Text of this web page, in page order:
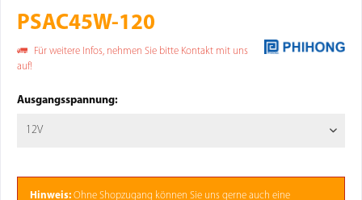
PSAC45W-120
Für weitere Infos, nehmen Sie bitte Kontakt mit uns
auf!
Ausgangsspannung:
Hinweis: Ohne Shopzugang können Sie uns gerne auch eine